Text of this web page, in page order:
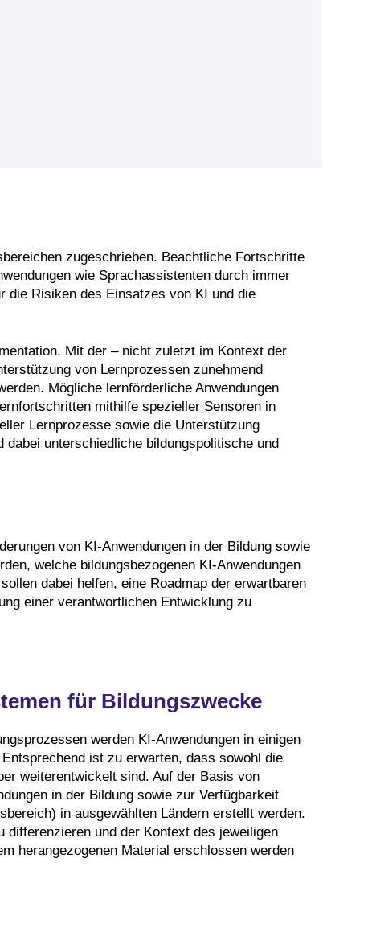
zugeschrieben. Beachtliche Fortschritte
wie Sprachassistenten durch immer
die Risiken des Einsatzes von KI und die
Mit der – nicht zuletzt im Kontext der
von Lernprozessen zunehmend
Mögliche lernförderliche Anwendungen
mithilfe spezieller Sensoren in
Lernprozesse sowie die Unterstützung
unterschiedliche bildungspolitische und
von KI-Anwendungen in der Bildung sowie
welche bildungsbezogenen KI-Anwendungen
dabei helfen, eine Roadmap der erwartbaren
einer verantwortlichen Entwicklung zu
für Bildungszwecke
werden KI-Anwendungen in einigen
ist zu erwarten, dass sowohl die
weiterentwickelt sind. Auf der Basis von
in der Bildung sowie zur Verfügbarkeit
in ausgewählten Ländern erstellt werden.
und der Kontext des jeweiligen
herangezogenen Material erschlossen werden